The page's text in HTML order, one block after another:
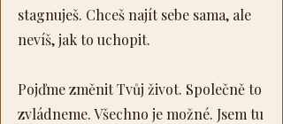
stagnuješ. Chceš najít sebe sama, ale
nevíš, jak to uchopit.
Pojďme změnit Tvůj život. Společně to
zvládneme. Všechno je možné. Jsem tu